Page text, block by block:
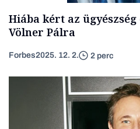
Hiába kért az
Völner Pálra
Forbes2025. 12. 2. 2 perc